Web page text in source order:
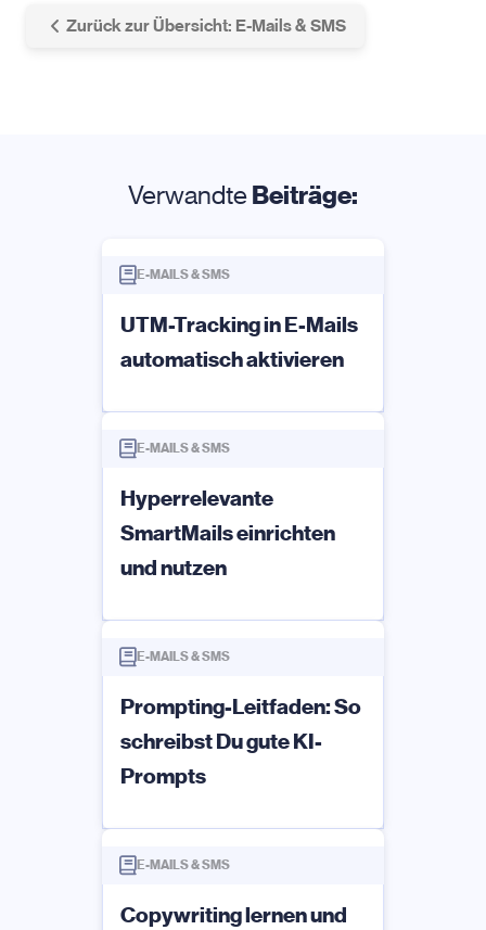
Zurück zur Übersicht: E-Mails & SMS
VerwandteBeiträge:
E-MAILS & SMS
UTM-Tracking in E-Mails
automatisch aktivieren
E-MAILS & SMS
Hyperrelevante
SmartMails einrichten
und nutzen
E-MAILS & SMS
Prompting-Leitfaden: So
schreibst Du gute KI-
Prompts
E-MAILS & SMS
Copywriting lernen und